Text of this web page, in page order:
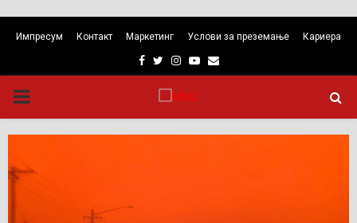
Импресум Контакт Маркетинг Услови за преземање Кариера
Facebook
TwitterInstagram
Youtube
Email
PRIMARY
MENU